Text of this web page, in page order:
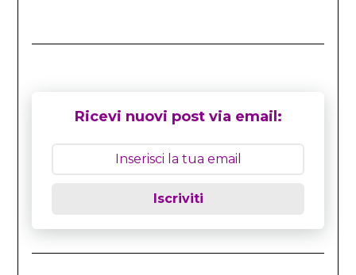
Ricevi nuovi post via email:
Iscriviti